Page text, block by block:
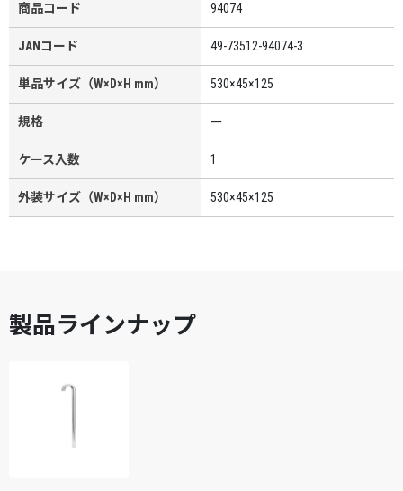
商品コード 94074
JANコード 49-73512-94074-3
単品サイズ（W×D×H mm） 530×45×125
規格 ー
ケース入数 1
外装サイズ（W×D×H mm） 530×45×125
製品ラインナップ